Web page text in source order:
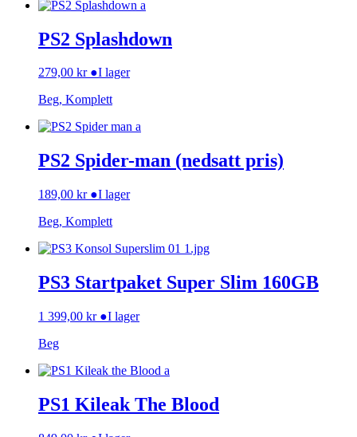
PS2 Splashdown
279,00 kr ●I lager
Beg, Komplett
PS2 Spider-man (nedsatt pris)
189,00 kr ●I lager
Beg, Komplett
PS3 Startpaket Super Slim 160GB
1 399,00 kr ●I lager
Beg
PS1 Kileak The Blood